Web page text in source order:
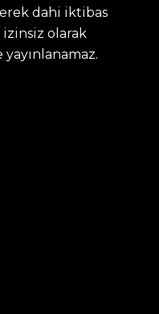
dahi iktibas
izinsiz olarak